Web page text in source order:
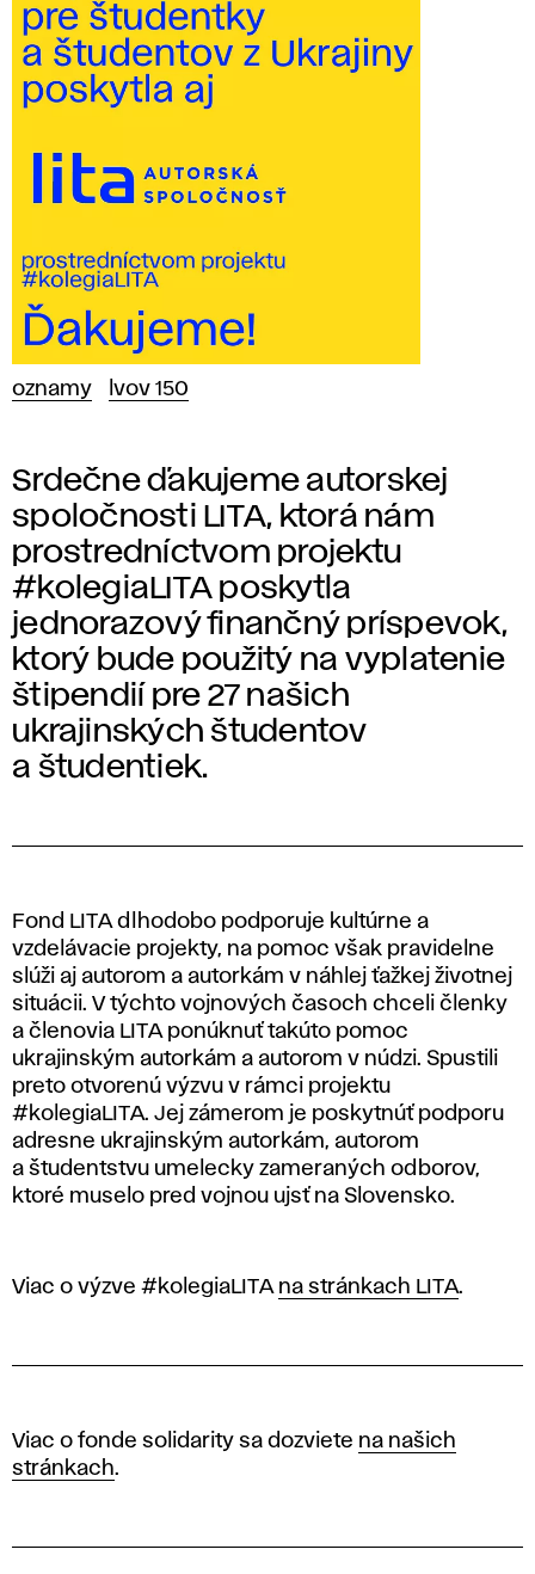
oznamy lvov 150
Srdečne ďakujeme autorskej
spoločnosti LITA, ktorá nám
prostredníctvom projektu
#kolegiaLITA poskytla
jednorazový finančný príspevok,
ktorý bude použitý na vyplatenie
štipendií pre 27 našich
ukrajinských študentov
a študentiek.
Fond LITA dlhodobo podporuje kultúrne a
vzdelávacie projekty, na pomoc však pravidelne
slúži aj autorom a autorkám v náhlej ťažkej životnej
situácii. V týchto vojnových časoch chceli členky
a členovia LITA ponúknuť takúto pomoc
ukrajinským autorkám a autorom v núdzi. Spustili
preto otvorenú výzvu v rámci projektu
#kolegiaLITA. Jej zámerom je poskytnúť podporu
adresne ukrajinským autorkám, autorom
a študentstvu umelecky zameraných odborov,
ktoré muselo pred vojnou ujsť na Slovensko.
Viac o výzve #kolegiaLITA na stránkach LITA.
Viac o fonde solidarity sa dozviete na našich
stránkach.